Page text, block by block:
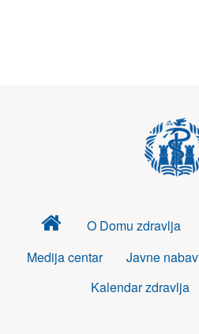
Dom
zdravlja
O Domu zdravlja
Medija centar
Javne
Kalendar zdravlja